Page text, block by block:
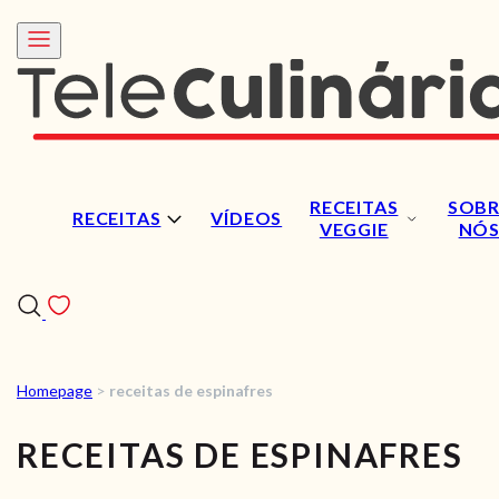
RECEITAS VÍDEOS
RECEITAS
VEGGIE
NÓS
RECEITAS
VÍDEOS
Homepage > receitas de espinafres
RECEITAS DE ESPINAFRES